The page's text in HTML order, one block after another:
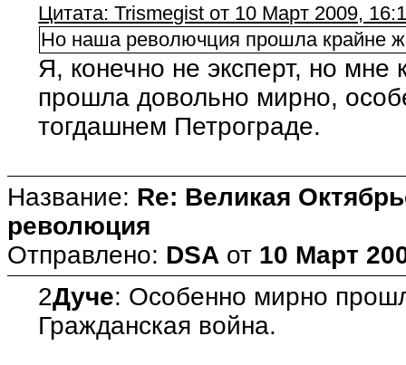
Цитата: Trismegist от 10 Март 2009,
Но наша револючция прошла крайне
Я, конечно не эксперт, но
прошла довольно мирно,
тогдашнем Петрограде.
Название: Re: Великая
революция
Отправлено: DSA от 10 Март
2Дуче: Особенно мирно
Гражданская война.